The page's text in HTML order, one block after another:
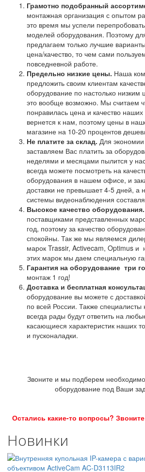
Грамотно подобранный
монтажная организация с опытом
это время мы успели
моделей оборудования. Поэтому
предлагаем только лучшие
цена/качество, то чем сами
повседневной работе.
Предельно низкие цены. Наша
предложить своим клиентам
оборудование по настолько низким
это вообще возможно. Мы считаем
понравилась цена и качество наших
вернется к нам, поэтому цены в
магазине на 10-20 процентов
Не платите за склад. Для
заставляем Вас платить за
неделями и месяцами пылится у
всегда можете посмотреть на
оборудования в нашем офисе, и
доставки не превышает 4-5 дней, а
системы видеонаблюдения
Высокое качество оборудования.
поставщиками представленных
год, поэтому за качество
спокойны. Так же мы являемся
марок Trassir, Activecam, Optimus и
этих марок мы даем специальную
Гарантия на оборудование три
монтаж 1 год!
Доставка и бесплатная
оборудование вы можете с
по всей России. Также
всегда рады будут ответить на
касающиеся характеристик наших
и пусконаладки.
Звоните и мы подберем
оборудование под Ваши
Остались какие-то вопросы?
Новинки